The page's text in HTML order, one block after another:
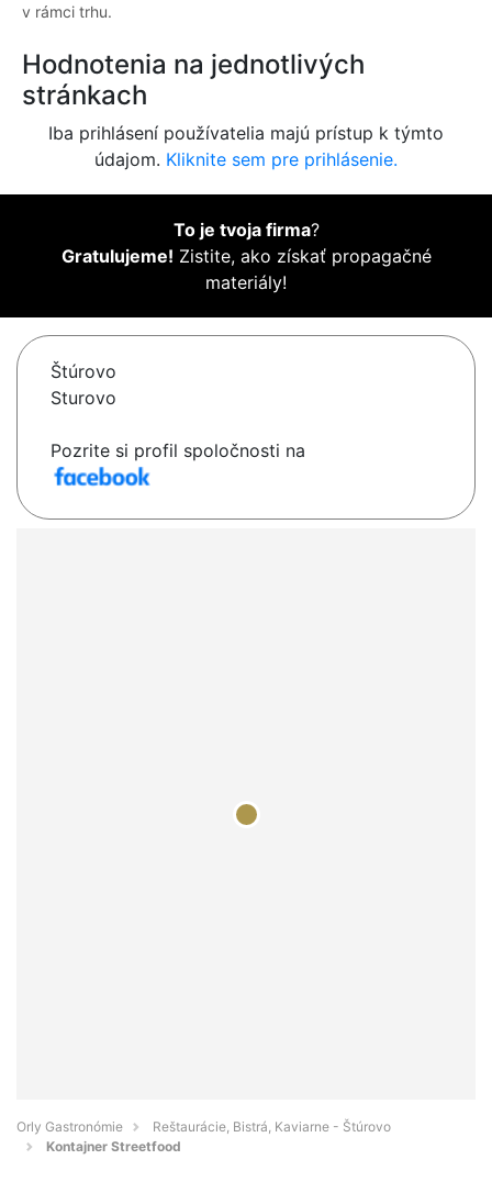
v rámci trhu.
Hodnotenia na jednotlivých
stránkach
Iba prihlásení používatelia majú prístup k týmto
údajom. Kliknite sem pre prihlásenie.
To je tvoja firma?
Gratulujeme! Zistite, ako získať propagačné
materiály!
Štúrovo
Sturovo
Pozrite si profil spoločnosti na
Orly Gastronómie
Reštaurácie, Bistrá, Kaviarne - Štúrovo
Kontajner Streetfood